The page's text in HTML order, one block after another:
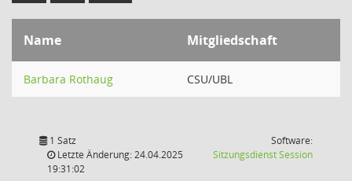
Name Mitgliedschaft
Barbara Rothaug CSU/UBL
1 Satz
Letzte Änderung: 24.04.2025
19:31:02
Software:
SitzungsdienstSession(Wird in